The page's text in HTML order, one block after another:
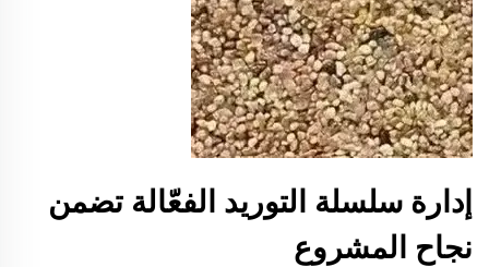
إدارة سلسلة التوريد الفعّالة تضمن
نجاح المشروع